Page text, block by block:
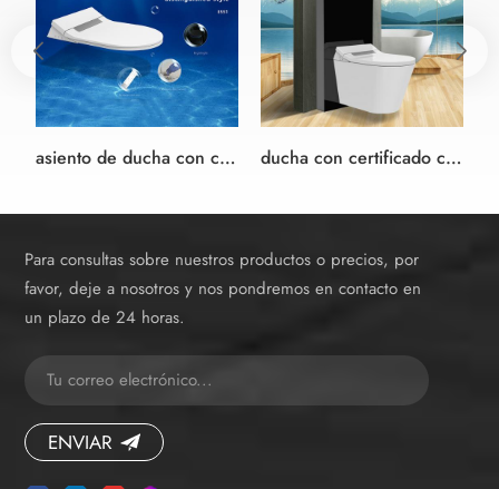
asiento de ducha con certificado ce douche bidet japonés asiento de inodoro ducha con certificado ce ducha WC con cisterna de armario
Para consultas sobre nuestros productos o precios, por
favor, deje a nosotros y nos pondremos en contacto en
un plazo de 24 horas.
ENVIAR